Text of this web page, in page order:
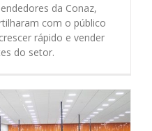
da Conaz,
com o público
rápido e vender
do setor.